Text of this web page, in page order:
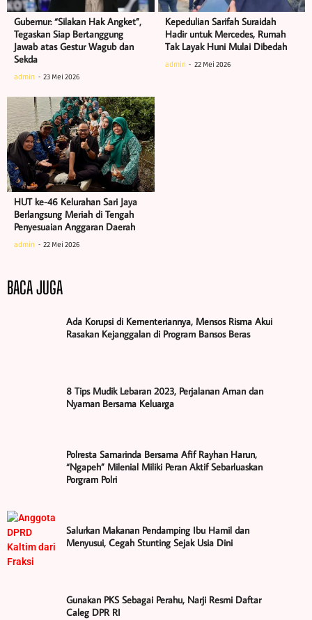
Gubernur: “Silakan Hak Angket”,
Tegaskan Siap Bertanggung
Jawab atas Gestur Wagub dan
Sekda
admin 23 Mei 2026
Kepedulian Sarifah Suraidah
Hadir untuk Mercedes, Rumah
Tak Layak Huni Mulai Dibedah
admin 22 Mei 2026
HUT ke-46 Kelurahan Sari Jaya
Berlangsung Meriah di Tengah
Penyesuaian Anggaran Daerah
admin 22 Mei 2026
BACA JUGA
Ada Korupsi di Kementeriannya, Mensos Risma Akui
Rasakan Kejanggalan di Program Bansos Beras
8 Tips Mudik Lebaran 2023, Perjalanan Aman dan
Nyaman Bersama Keluarga
Polresta Samarinda Bersama Afif Rayhan Harun,
“Ngapeh” Milenial Miliki Peran Aktif Sebarluaskan
Porgram Polri
Salurkan Makanan Pendamping Ibu Hamil dan
Menyusui, Cegah Stunting Sejak Usia Dini
Gunakan PKS Sebagai Perahu, Narji Resmi Daftar
Caleg DPR RI